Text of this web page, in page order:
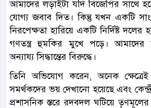
আমাদের লড়াইটা যদি বিজেপির সাথে
যোগ্য জবাব দিত। কিন্তু যখন একটি
নিরপেক্ষতা হারিয়ে একটি নির্দিষ্ট
গণতন্ত্র হুমকির মুখে পড়ে।
অন্যায্য সিদ্ধান্তের বিরুদ্ধে।
তিনি অভিযোগ করেন, অনেক
সমর্থকদের ভয় দেখানো হয়েছে এবং
প্রশাসনিক স্তরে রদবদল ঘটিয়ে